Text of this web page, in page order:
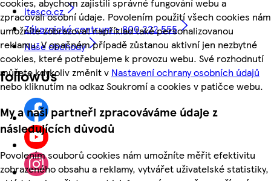
zpracovali osobní údaje. Povolením použití všech cookies nám
umožníte zobrazovat například také personalizovanou
reklamu. V opačném případě zůstanou aktivní jen nezbytné
cookies, které potřebujeme k provozu webu. Své rozhodnutí
můžete kdykoliv změnit v Nastavení ochrany osobních údajů
nebo kliknutím na odkaz Soukromí a cookies v patičce webu.
My a naši partneři zpracováváme údaje z
následujících důvodů
Povolením souborů cookies nám umožníte měřit efektivitu
zobrazeného obsahu a reklamy, vytvářet uživatelské statistiky,
itesco.cz
Zákaznické centrum - 800 222 555
Naše obchody
followUs